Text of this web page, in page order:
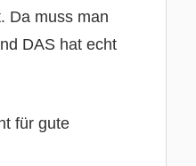
Da muss man
DAS hat echt
für gute